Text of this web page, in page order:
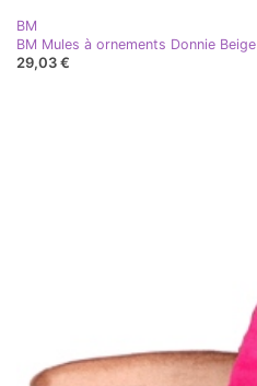
BM
BM Mules à ornements Donnie Beige
29,03 €